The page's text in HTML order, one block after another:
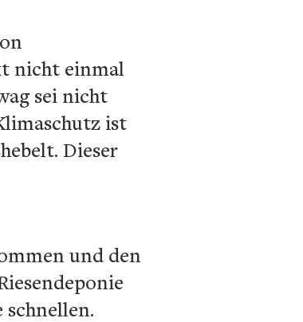
nicht einmal
sei nicht
ist
Dieser
und den